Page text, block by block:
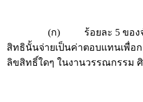
(ก) ร้อยละ 5 ของจำน
สิทธินั้นจ่ายเป็นค่าตอบแทนเพื่อ
ลิขสิทธิ์ใดๆ ในงานวรรณกรรม